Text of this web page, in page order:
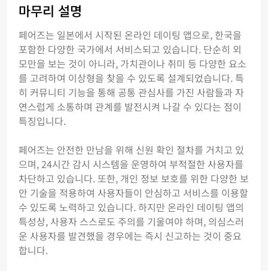
마무리 설명
페어즈는 일본에서 시작된 온라인 데이팅 앱으로, 한국을
포함한 다양한 국가에서 서비스되고 있습니다. 단순히 외
모만을 보는 것이 아니라, 가치관이나 취미 등 다양한 요소
를 고려하여 이상형을 찾을 수 있도록 설계되었습니다. 특
히 커뮤니티 기능을 통해 공통 관심사를 가진 사람들과 자
연스럽게 소통하며 관계를 발전시켜 나갈 수 있다는 점이
특징입니다.
페어즈는 안전한 만남을 위해 신원 확인 절차를 거치고 있
으며, 24시간 감시 시스템을 운영하여 부적절한 사용자를
차단하고 있습니다. 또한, 개인 정보 보호를 위한 다양한 보
안 기술을 적용하여 사용자들이 안심하고 서비스를 이용할
수 있도록 노력하고 있습니다. 하지만 온라인 데이팅 앱의
특성상, 사용자 스스로도 주의를 기울여야 하며, 의심스러
운 사용자를 발견했을 경우에는 즉시 신고하는 것이 중요
합니다.